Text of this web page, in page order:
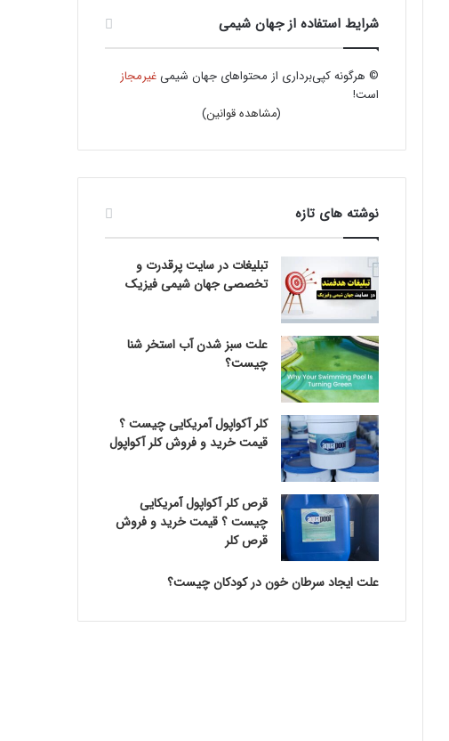
شرایط استفاده از جهان شیمی
© هرگونه کپی‌برداری از محتواهای جهان شیمیغیرمجاز
است!
(مشاهده قوانین)
نوشته های تازه
تبلیغات در سایت پرقدرت و
تخصصی جهان شیمی فیزیک
علت سبز شدن آب استخر شنا
چیست؟
کلر آکواپول آمریکایی چیست ؟
قیمت خرید و فروش کلر آکواپول
قرص کلر آکواپول آمریکایی
چیست ؟ قیمت خرید و فروش
قرص کلر
علت ایجاد سرطان خون در کودکان چیست؟